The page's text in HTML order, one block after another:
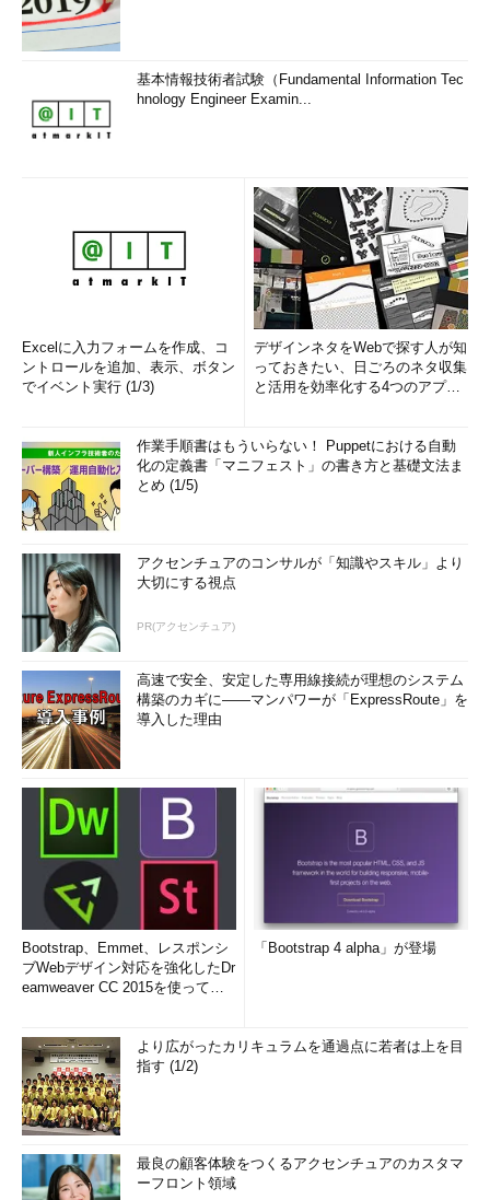
基本情報技術者試験（Fundamental Information Tec
hnology Engineer Examin...
Excelに入力フォームを作成、コ
ントロールを追加、表示、ボタン
でイベント実行 (1/3)
デザインネタをWebで探す人が知
っておきたい、日ごろのネタ収集
と活用を効率化する4つのアプリ
作業手順書はもういらない！ Puppetにおける自動
化の定義書「マニフェスト」の書き方と基礎文法ま
とめ (1/5)
アクセンチュアのコンサルが「知識やスキル」より
大切にする視点
PR(アクセンチュア)
高速で安全、安定した専用線接続が理想のシステム
構築のカギに――マンパワーが「ExpressRoute」を
導入した理由
Bootstrap、Emmet、レスポンシ
ブWebデザイン対応を強化したDr
eamweaver CC 2015を使って
「Bootstrap 4 alpha」が登場
より広がったカリキュラムを通過点に若者は上を目
指す (1/2)
最良の顧客体験をつくるアクセンチュアのカスタマ
ーフロント領域